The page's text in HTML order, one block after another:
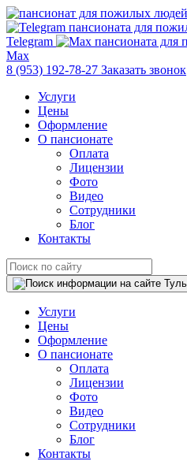
Telegram
Max
8 (953) 192-78-27 Заказать звонок
Услуги
Цены
Оформление
О пансионате
Оплата
Лицензии
Фото
Видео
Сотрудники
Блог
Контакты
Услуги
Цены
Оформление
О пансионате
Оплата
Лицензии
Фото
Видео
Сотрудники
Блог
Контакты